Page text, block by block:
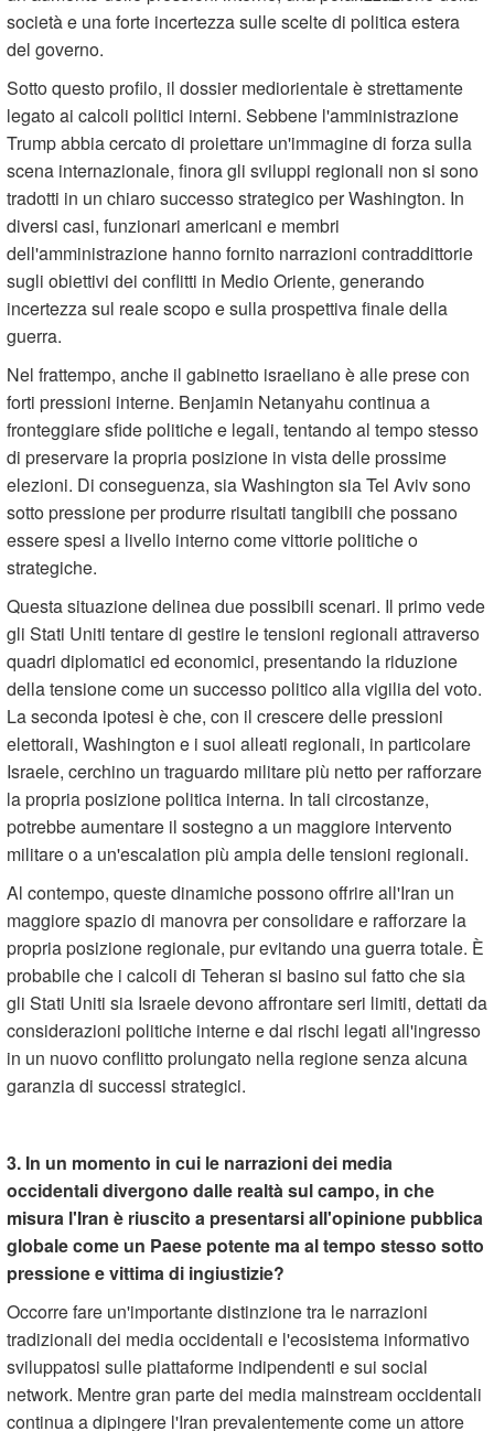
società e una forte incertezza sulle scelte di politica estera
del governo.
Sotto questo profilo, il dossier mediorientale è strettamente
legato ai calcoli politici interni. Sebbene l'amministrazione
Trump abbia cercato di proiettare un'immagine di forza sulla
scena internazionale, finora gli sviluppi regionali non si sono
tradotti in un chiaro successo strategico per Washington. In
diversi casi, funzionari americani e membri
dell'amministrazione hanno fornito narrazioni contraddittorie
sugli obiettivi dei conflitti in Medio Oriente, generando
incertezza sul reale scopo e sulla prospettiva finale della
guerra.
Nel frattempo, anche il gabinetto israeliano è alle prese con
forti pressioni interne. Benjamin Netanyahu continua a
fronteggiare sfide politiche e legali, tentando al tempo stesso
di preservare la propria posizione in vista delle prossime
elezioni. Di conseguenza, sia Washington sia Tel Aviv sono
sotto pressione per produrre risultati tangibili che possano
essere spesi a livello interno come vittorie politiche o
strategiche.
Questa situazione delinea due possibili scenari. Il primo vede
gli Stati Uniti tentare di gestire le tensioni regionali attraverso
quadri diplomatici ed economici, presentando la riduzione
della tensione come un successo politico alla vigilia del voto.
La seconda ipotesi è che, con il crescere delle pressioni
elettorali, Washington e i suoi alleati regionali, in particolare
Israele, cerchino un traguardo militare più netto per rafforzare
la propria posizione politica interna. In tali circostanze,
potrebbe aumentare il sostegno a un maggiore intervento
militare o a un'escalation più ampia delle tensioni regionali.
Al contempo, queste dinamiche possono offrire all'Iran un
maggiore spazio di manovra per consolidare e rafforzare la
propria posizione regionale, pur evitando una guerra totale. È
probabile che i calcoli di Teheran si basino sul fatto che sia
gli Stati Uniti sia Israele devono affrontare seri limiti, dettati da
considerazioni politiche interne e dai rischi legati all'ingresso
in un nuovo conflitto prolungato nella regione senza alcuna
garanzia di successi strategici.
3. In un momento in cui le narrazioni dei media
occidentali divergono dalle realtà sul campo, in che
misura l'Iran è riuscito a presentarsi all'opinione pubblica
globale come un Paese potente ma al tempo stesso sotto
pressione e vittima di ingiustizie?
Occorre fare un'importante distinzione tra le narrazioni
tradizionali dei media occidentali e l'ecosistema informativo
sviluppatosi sulle piattaforme indipendenti e sui social
network. Mentre gran parte dei media mainstream occidentali
continua a dipingere l'Iran prevalentemente come un attore